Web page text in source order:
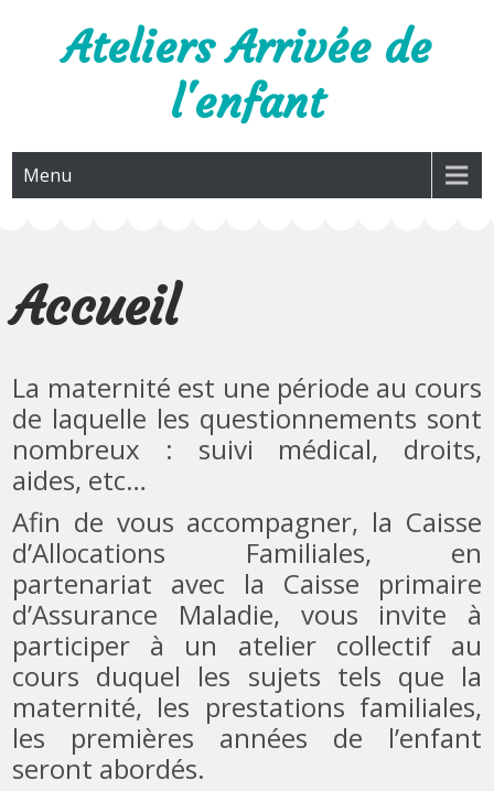
contentAteliers Arrivée de
l'enfant
Menu
Accueil
La maternité est une période au cours
de laquelle les questionnements sont
nombreux : suivi médical, droits,
aides, etc…
Afin de vous accompagner, la Caisse
d’Allocations Familiales, en
partenariat avec la Caisse primaire
d’Assurance Maladie, vous invite à
participer à un atelier collectif au
cours duquel les sujets tels que la
maternité, les prestations familiales,
les premières années de l’enfant
seront abordés.